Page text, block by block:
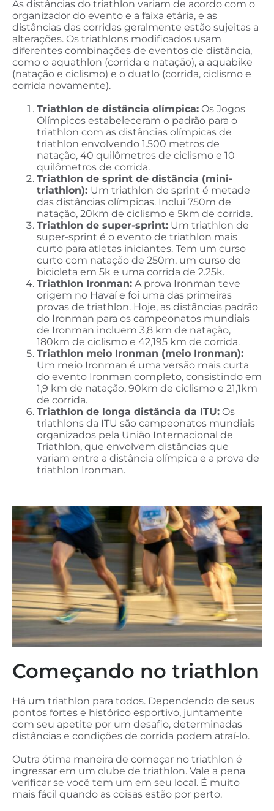
As distâncias do triathlon variam de acordo com o
organizador do evento e a faixa etária, e as
distâncias das corridas geralmente estão sujeitas a
alterações. Os triathlons modificados usam
diferentes combinações de eventos de distância,
como o aquathlon (corrida e natação), a aquabike
(natação e ciclismo) e o duatlo (corrida, ciclismo e
corrida novamente).
Triathlon de distância olímpica: Os Jogos
Olímpicos estabeleceram o padrão para o
triathlon com as distâncias olímpicas de
triathlon envolvendo 1.500 metros de
natação, 40 quilômetros de ciclismo e 10
quilômetros de corrida.
Triathlon de sprint de distância (mini-
triathlon): Um triathlon de sprint é metade
das distâncias olímpicas. Inclui 750m de
natação, 20km de ciclismo e 5km de corrida.
Triathlon de super-sprint: Um triathlon de
super-sprint é o evento de triathlon mais
curto para atletas iniciantes. Tem um curso
curto com natação de 250m, um curso de
bicicleta em 5k e uma corrida de 2.25k.
Triathlon Ironman: A prova Ironman teve
origem no Havaí e foi uma das primeiras
provas de triathlon. Hoje, as distâncias padrão
do Ironman para os campeonatos mundiais
de Ironman incluem 3,8 km de natação,
180km de ciclismo e 42,195 km de corrida.
Triathlon meio Ironman (meio Ironman):
Um meio Ironman é uma versão mais curta
do evento Ironman completo, consistindo em
1,9 km de natação, 90km de ciclismo e 21,1km
de corrida.
Triathlon de longa distância da ITU: Os
triathlons da ITU são campeonatos mundiais
organizados pela União Internacional de
Triathlon, que envolvem distâncias que
variam entre a distância olímpica e a prova de
triathlon Ironman.
Começando no triathlon
Há um triathlon para todos. Dependendo de seus
pontos fortes e histórico esportivo, juntamente
com seu apetite por um desafio, determinadas
distâncias e condições de corrida podem atraí-lo.
Outra ótima maneira de começar no triathlon é
ingressar em um clube de triathlon. Vale a pena
verificar se você tem um em seu local. É muito
mais fácil quando as coisas estão por perto.